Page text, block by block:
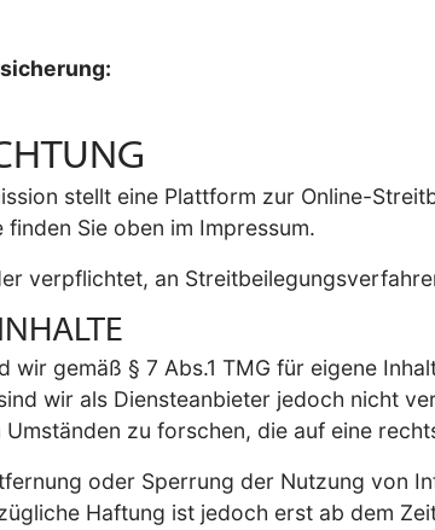
stellt eine Plattform zur Online-
Sie oben im Impressum.
verpflichtet, an
wir gemäß § 7 Abs.1 TMG für eigene
wir als Diensteanbieter jedoch nicht
zu forschen, die auf eine
oder Sperrung der Nutzung von
Haftung ist jedoch erst ab dem